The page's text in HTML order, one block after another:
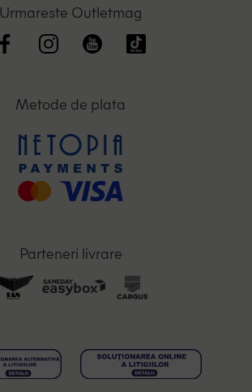
Urmareste Outletmag
Metode de plata
Parteneri livrare